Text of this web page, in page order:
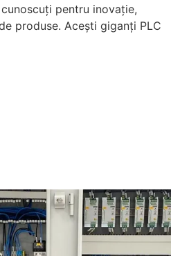
pentru inovație,
produse. Acești giganți PLC